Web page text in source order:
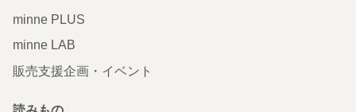
minne PLUS
minne LAB
販売支援企画・イベント